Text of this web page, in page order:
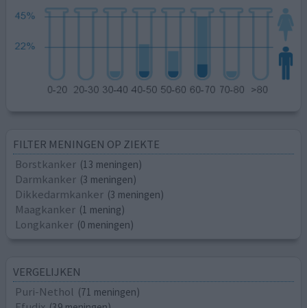
FILTER MENINGEN OP ZIEKTE
Borstkanker (13 meningen)
Darmkanker (3 meningen)
Dikkedarmkanker (3 meningen)
Maagkanker (1 mening)
Longkanker (0 meningen)
VERGELIJKEN
Puri-Nethol (71 meningen)